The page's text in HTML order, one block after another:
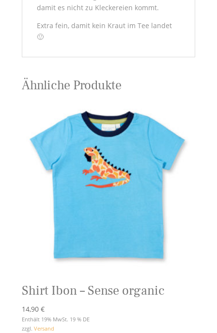
damit es nicht zu Kleckereien kommt.
Extra fein, damit kein Kraut im Tee landet
🙂
Ähnliche Produkte
Shirt Ibon – Sense organic
14,90 €
Enthält 19% MwSt. 19 % DE
zzgl. Versand